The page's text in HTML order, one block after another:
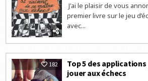
J'ai le plaisir de vous
premier livre sur le jeu
avec...
182
Top 5 des
jouer aux échecs